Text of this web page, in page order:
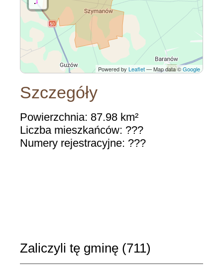
Powered by Leaflet— Map data ©Google
Szczegóły
Powierzchnia: 87.98 km²
Liczba mieszkańców: ???
Numery rejestracyjne: ???
Zaliczyli tę gminę (711)